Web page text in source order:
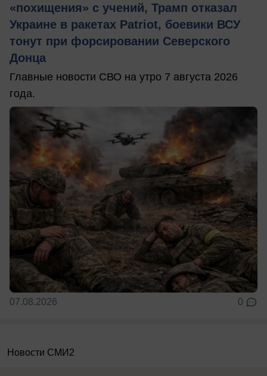
«похищения» с учений, Трамп отказал
Украине в ракетах Patriot, боевики ВСУ
тонут при форсировании Северского
Донца
Главные новости СВО на утро 7 августа 2026
года.
07.08.2026 0
Новости СМИ2